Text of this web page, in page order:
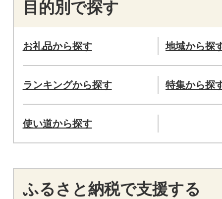
目的別で探す
お礼品から探す 地域から探
ランキングから探す 特集から探
使い道から探す
ふるさと納税で支援する